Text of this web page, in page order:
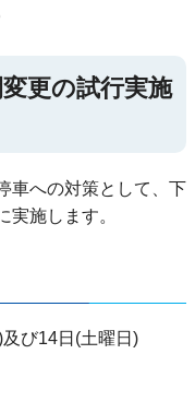
更の試行実施
車への対策として、下
施します。
び14日(土曜日)